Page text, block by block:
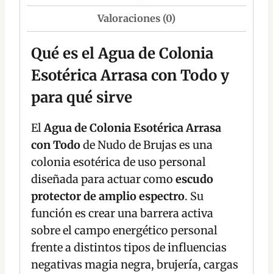
Valoraciones (0)
Qué es el Agua de Colonia
Esotérica Arrasa con Todo y
para qué sirve
ElAgua de Colonia Esotérica Arrasa
con Todode Nudo de Brujas es una
colonia esotérica de uso personal
diseñada para actuar como escudo
protector de amplio espectro. Su
función es crear una barrera activa
sobre el campo energético personal
frente a distintos tipos de influencias
negativas magia negra, brujería, cargas